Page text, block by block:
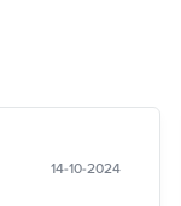
14-10-2024